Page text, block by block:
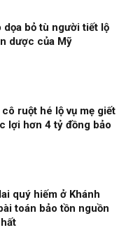
dọa bỏ tù người tiết lộ
dược của Mỹ
ruột hé lộ vụ mẹ giết
lợi hơn 4 tỷ đồng bảo
quý hiếm ở Khánh
toán bảo tồn nguồn